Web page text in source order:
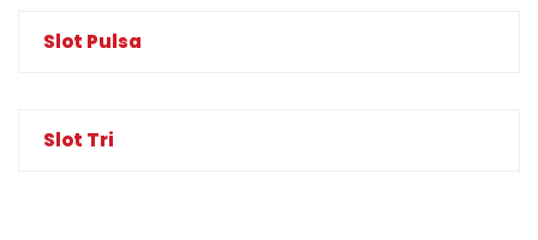
Slot Pulsa
Slot Tri